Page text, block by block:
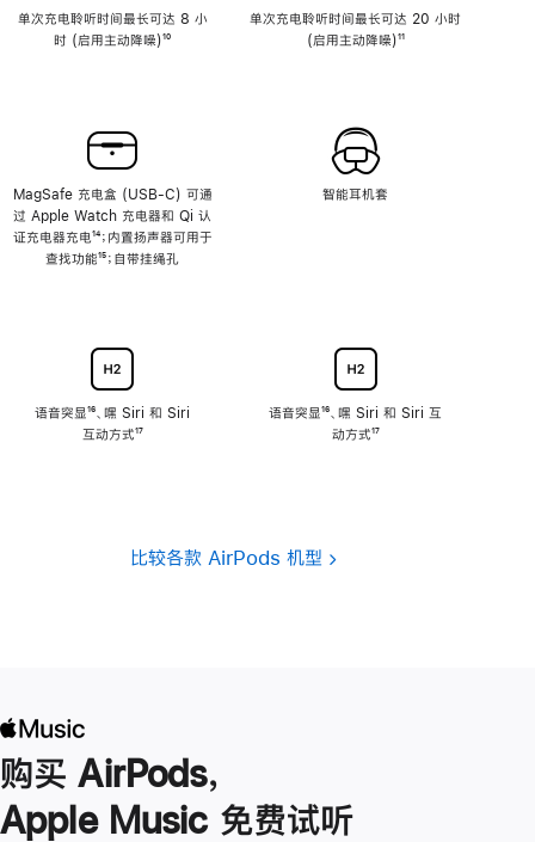
单次充电聆听时间最长可达 8 小
时 (启用主动降噪)脚
¹⁰
MagSafe 充电盒 (USB-C) 可通
过 Apple Watch 充电器和 Qi 认
证充电器充电脚
注
¹⁴；内置扬声器可用于
查找功能脚
¹⁵；自带挂绳孔
语音突显脚
注
¹⁶、嘿 Siri 和 Siri
互动方式脚
¹⁷
单次充电聆听时间最长可达 20 小时
(启用主动降噪)脚
¹¹
智能耳机套
语音突显脚
注
¹⁶、嘿 Siri 和 Siri 互
动方式脚
¹⁷
比较各款 AirPods 机型
购买 AirPods，
Apple Music 免费试听